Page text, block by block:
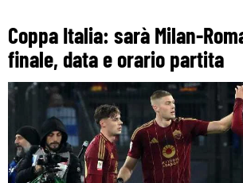
Coppa Italia: sarà Milan-
finale, data e orario partita